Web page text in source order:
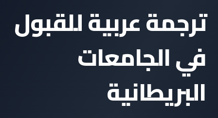
ترجمة عربية للقبول
في الجامعات
البريطانية